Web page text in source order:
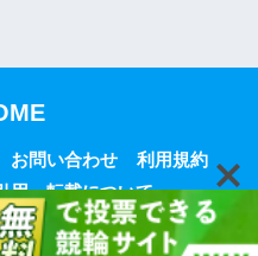
お問い合わせ
利用規約
用・転載について
ポリシー